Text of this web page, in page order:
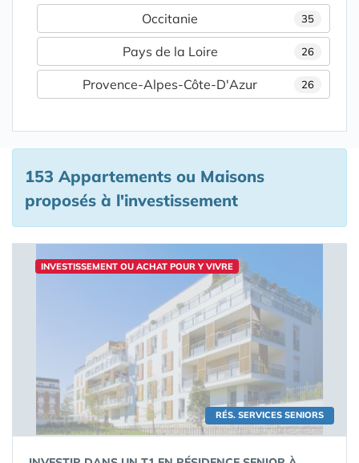
35
Occitanie
26
Pays de la Loire
26
Provence-Alpes-Côte-D'Azur
153 Appartements ou Maisons
proposés à l'investissement
RÉS. SERVICES SENIORS
INVESTISSEMENT OU ACHAT POUR Y VIVRE